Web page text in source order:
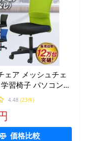
ェア メッシュチェ
習椅子 パソコンチ
チェア 腰痛対策 イ
シュ コンパクト
ス 事務椅子 腰当て
4.48 (23件)
価格比較